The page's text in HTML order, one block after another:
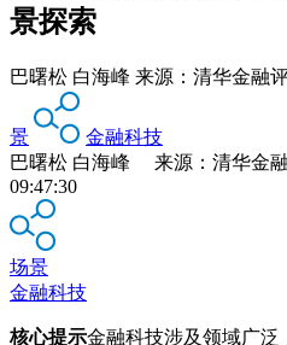
景探索
巴曙松 白海峰 来源： 清华金融
景
金融科技
巴曙松 白海峰 来源：清华金
09:47:30
场景
金融科技
核心提示金融科技涉及领域广